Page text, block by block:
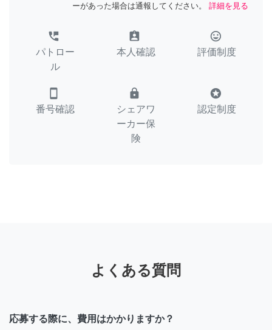
ーがあった場合は通報してください。
詳細を見る
perm_phone_msg
パトロー
ル
assignment_ind
本人確認
tag_faces
評価制度
smartphone
番号確認
lock
シェアワ
ーカー保
険
stars
認定制度
よくある質問
応募する際に、費用はかかりますか？